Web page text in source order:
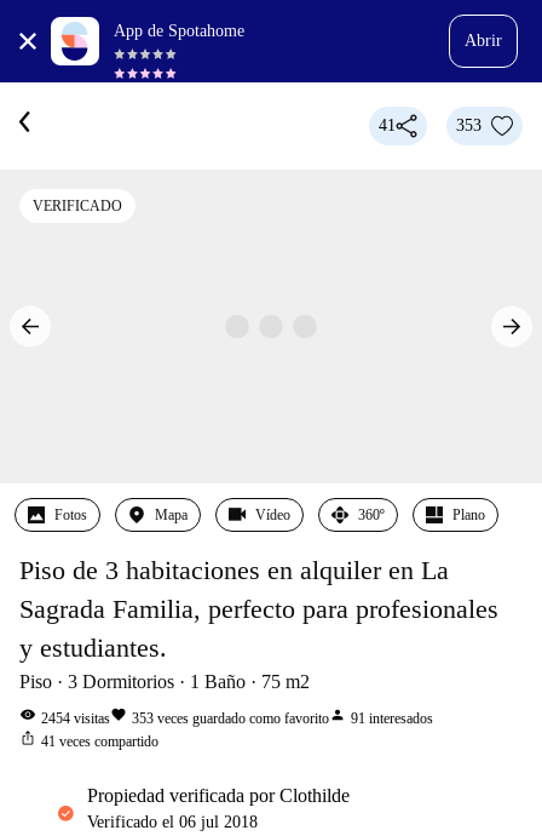
App de Spotahome
Abrir
41 353
VERIFICADO
Fotos Mapa Vídeo 360º Plano
Piso de 3 habitaciones en alquiler en La
Sagrada Familia, perfecto para profesionales
y estudiantes.
Piso 3 Dormitorios 1 Baño 75 m2
visibility 2454 visitasfavorite 353 veces guardado como favoritoperson 91 interesados
ios_share 41 veces compartido
propiedad verificada por Clothilde
Verificado el 06 jul 2018